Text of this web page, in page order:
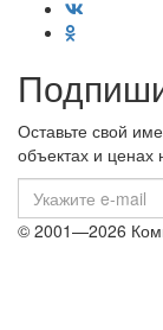
Оставьте свой
объектах и ценах
mail
© 2001—2026